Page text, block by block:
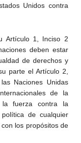
Unidos contra
Artículo 1, Inciso 2
deben estar
de derechos y
parte el Artículo 2,
Naciones Unidas
de la
fuerza contra la
de cualquier
los propósitos de